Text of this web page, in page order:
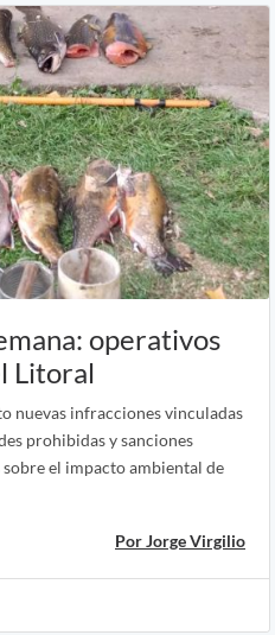
operativos
Litoral
nuevas infracciones vinculadas
prohibidas y sanciones
el impacto ambiental de
Por Jorge Virgilio